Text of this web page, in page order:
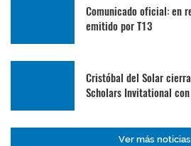
Comunicado oficial: en
emitido por T13
Cristóbal del Solar
Scholars Invitational
Ver más noticias